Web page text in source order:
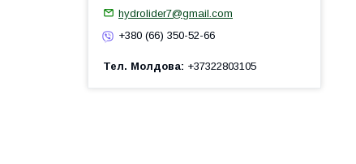
hydrolider7@gmail.com
+380 (66) 350-52-66
Тел. Молдова +37322803105